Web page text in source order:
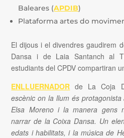
Baleares (APDIB)
Plataforma artes do
El dijous i el divendres gaudirem
Dansa i de Laia Santanch al
estudiants del CPDV compartiran
ENLLUERNADOR de La Coja
escènic on la llum és
Elsa Moreno i la manera gens
narrar de la Coixa Dansa. Un
edats i habilitats, i la música de